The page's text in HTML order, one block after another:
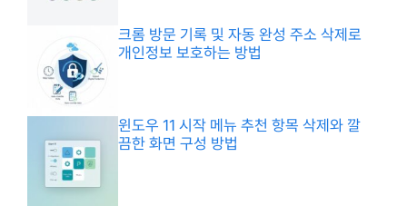
크롬 방문 기록 및 자동 완성 주소 삭제로
개인정보 보호하는 방법
윈도우 11 시작 메뉴 추천 항목 삭제와 깔
끔한 화면 구성 방법